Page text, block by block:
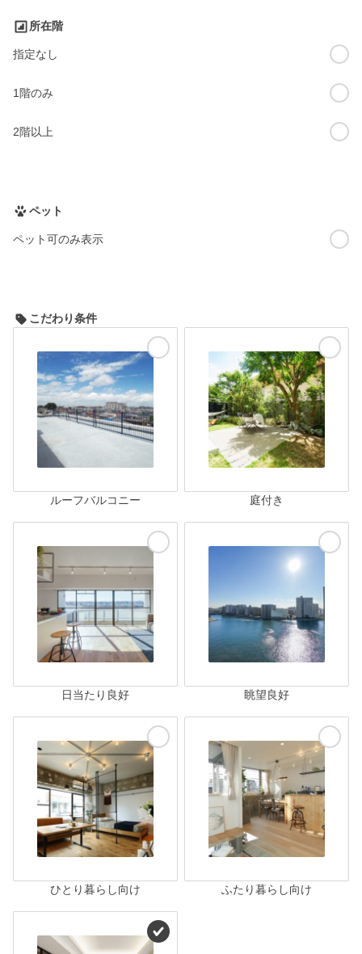
所在階
指定なし
1階のみ
2階以上
ペット
ペット可のみ表示
こだわり条件
ルーフバルコニー 庭付き
日当たり良好 眺望良好
ひとり暮らし向け ふたり暮らし向け